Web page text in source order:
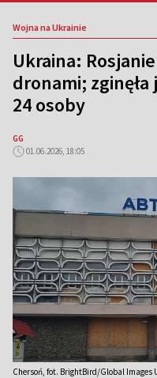
Wojna na Ukrainie
Ukraina:
dronami;
24 osoby
GG
01.06.2026, 18:05
Chersoń, fot. BrightBird/Global Images